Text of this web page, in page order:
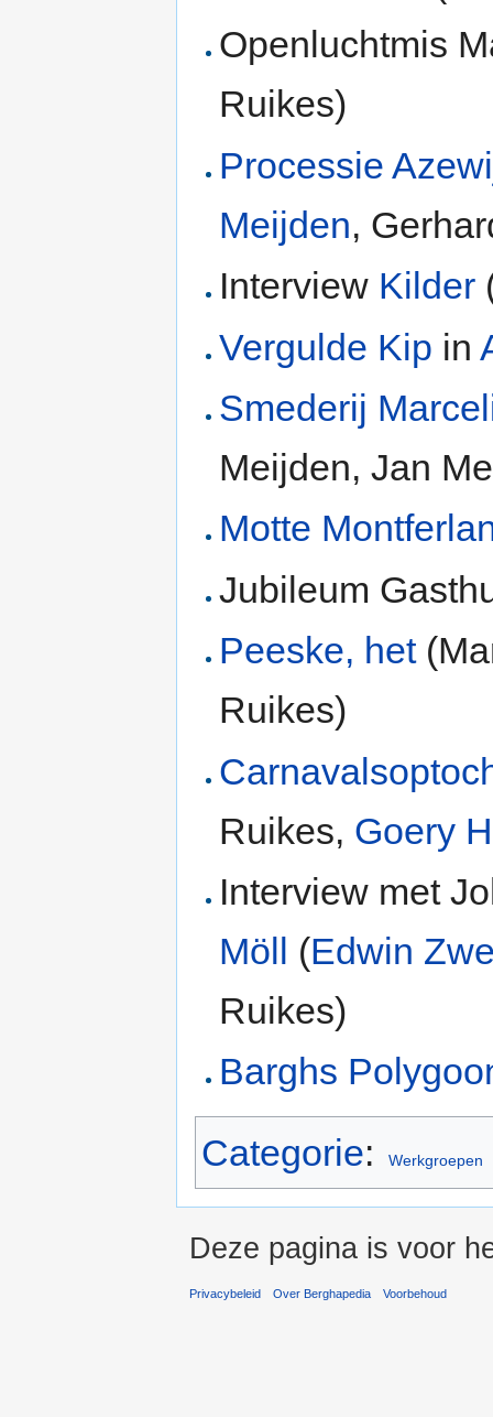
Openluchtmis
Ruikes)
Processie
Meijden,
Interview Kilder
Vergulde Kip in
Smederij
Meijden, Jan
Motte
Jubileum
Peeske, het
Ruikes)
Ruikes, Goery
Interview met
Möll (Edwin
Ruikes)
Barghs
Categorie: Werkgroepen
Deze pagina is voor
Privacybeleid Over Berghapedia Voorbehoud